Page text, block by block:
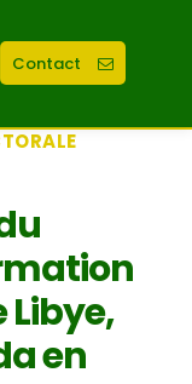
Contact
Libye,
en